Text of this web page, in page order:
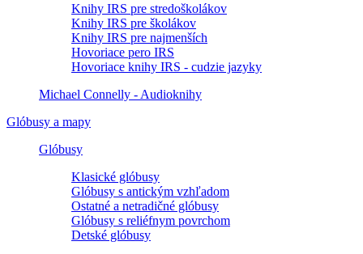
Knihy IRS pre stredoškolákov
Knihy IRS pre školákov
Knihy IRS pre najmenších
Hovoriace pero IRS
Hovoriace knihy IRS - cudzie jazyky
Michael Connelly - Audioknihy
Glóbusy a mapy
Glóbusy
Klasické glóbusy
Glóbusy s antickým vzhľadom
Ostatné a netradičné glóbusy
Glóbusy s reliéfnym povrchom
Detské glóbusy